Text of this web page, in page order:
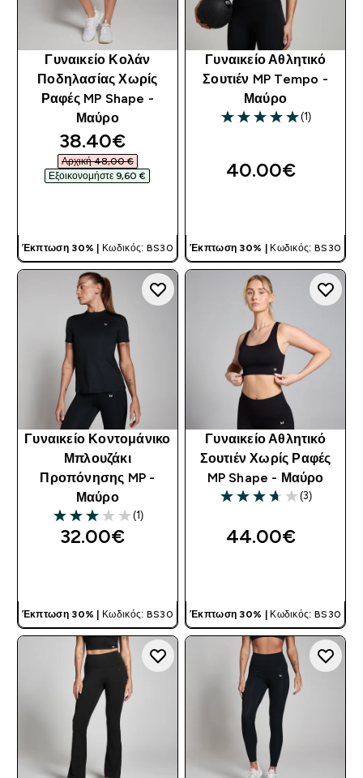
Γυναικείο Κολάν
Ποδηλασίας Χωρίς
Ραφές MP Shape -
Μαύρο
discounted price
38.40€‎
Αρχική 48,00 €‎
Εξοικονομήστε 9,60 €‎
Έκπτωση 30% | Κωδικός: BS30
Γυναικείο Αθλητικό
Σουτιέν MP Tempo -
Μαύρο
5 out of 5 stars
(1)
40.00€‎
Έκπτωση 30% | Κωδικός: BS30
Γυναικείο Κοντομάνικο
Μπλουζάκι
Προπόνησης MP -
Μαύρο
3 out of 5 stars
(1)
32.00€‎
Έκπτωση 30% | Κωδικός: BS30
Γυναικείο Αθλητικό
Σουτιέν Χωρίς Ραφές
MP Shape - Μαύρο
3.67 out of 5 stars
(3)
44.00€‎
Έκπτωση 30% | Κωδικός: BS30